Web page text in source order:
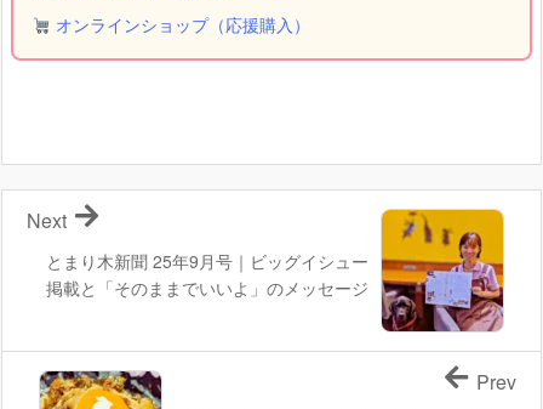
オンラインショップ（応援購入）
とまり木新聞 25年9月号｜ビッグイシュー
掲載と「そのままでいいよ」のメッセージ
Next
Prev